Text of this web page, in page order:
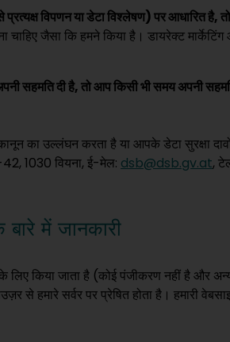
विपणन या डेटा विश्लेषण) पर आधारित
जैसा कि हमने किया है। डायरेक्ट
सहमति दी है, तो आप किसी भी समय अपनी
का उल्लंघन करता है या आपके डेटा सुरक्षा
1030 वियना, ई-मेल: dsb@dsb.gv.at,
में जानकारी
लिए किया जाता है (कोई पंजीकरण नहीं है और
से हमारे सर्वर पर प्रेषित होता है। हमारी